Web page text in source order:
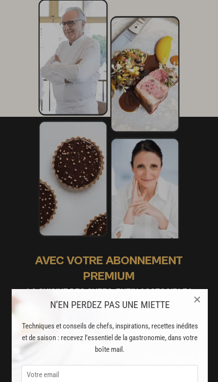
N’EN PERDEZ PAS UNE MIETTE
Techniques et conseils de chefs, inspirations, recettes inédites
et de saison : recevez l’essentiel de la gastronomie, dans votre
boîte mail.
×
AVEC VOTRE ABONNEMENT
PREMIUM
LA CUISINE DES CHEFS, ENFIN ACCESSIBLE !
8000recettes exclusives
partagées par vos chefs préférés
et techniques de cuisine et pâtisserie